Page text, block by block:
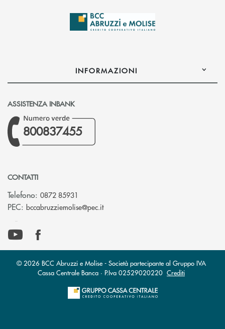
INFORMAZIONI
ASSISTENZA INBANK
800837455
CONTATTI
Telefono: 0872 85931
PEC: bccabruzziemolise@pec.it(si apre l’app di posta elettronica)
© 2026 BCC Abruzzi e Molise - Società partecipante al Gruppo IVA
Cassa Centrale Banca · P.Iva 02529020220 Crediti